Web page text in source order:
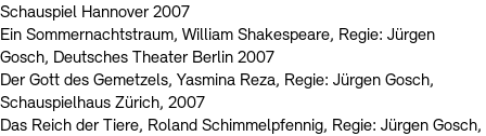
Schauspiel Hannover 2007
Ein Sommernachtstraum, William Shakespeare, Regie: Jürgen
Gosch, Deutsches Theater Berlin 2007
Der Gott des Gemetzels, Yasmina Reza, Regie: Jürgen Gosch,
Schauspielhaus Zürich, 2007
Das Reich der Tiere, Roland Schimmelpfennig, Regie: Jürgen Gosch,